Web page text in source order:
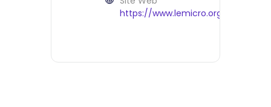
https://www.lemicro.org/